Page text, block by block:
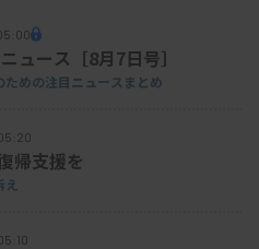
ュース［8月7日号］
めの注目ニュースまとめ
帰支援を